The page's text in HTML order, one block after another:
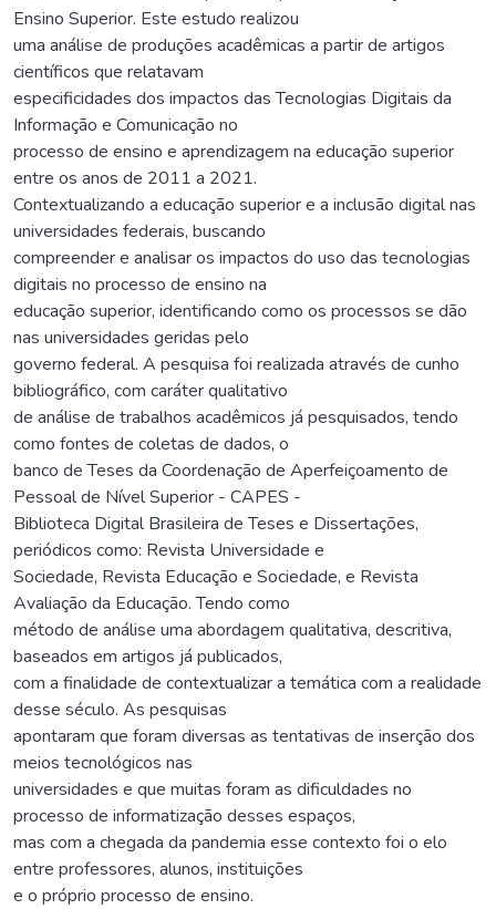
Ensino Superior. Este estudo realizou
uma análise de produções acadêmicas a partir de artigos
científicos que relatavam
especificidades dos impactos das Tecnologias Digitais da
Informação e Comunicação no
processo de ensino e aprendizagem na educação superior
entre os anos de 2011 a 2021.
Contextualizando a educação superior e a inclusão digital nas
universidades federais, buscando
compreender e analisar os impactos do uso das tecnologias
digitais no processo de ensino na
educação superior, identificando como os processos se dão
nas universidades geridas pelo
governo federal. A pesquisa foi realizada através de cunho
bibliográfico, com caráter qualitativo
de análise de trabalhos acadêmicos já pesquisados, tendo
como fontes de coletas de dados, o
banco de Teses da Coordenação de Aperfeiçoamento de
Pessoal de Nível Superior - CAPES -
Biblioteca Digital Brasileira de Teses e Dissertações,
periódicos como: Revista Universidade e
Sociedade, Revista Educação e Sociedade, e Revista
Avaliação da Educação. Tendo como
método de análise uma abordagem qualitativa, descritiva,
baseados em artigos já publicados,
com a finalidade de contextualizar a temática com a realidade
desse século. As pesquisas
apontaram que foram diversas as tentativas de inserção dos
meios tecnológicos nas
universidades e que muitas foram as dificuldades no
processo de informatização desses espaços,
mas com a chegada da pandemia esse contexto foi o elo
entre professores, alunos, instituições
e o próprio processo de ensino.